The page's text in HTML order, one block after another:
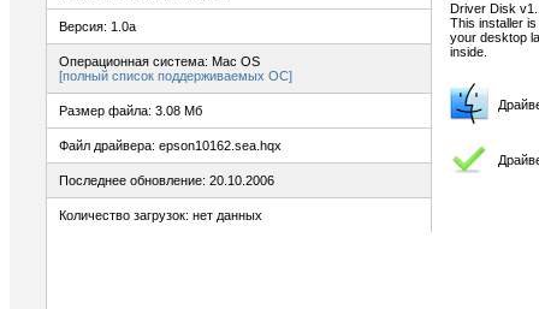
Версия: 1.0a
Операционная система: Mac OS
[полный список поддерживаемых ОС]
Размер файла: 3.08 Мб
Файл драйвера: epson10162.sea.hqx
Последнее обновление: 20.10.2006
Количество загрузок: нет данных
Driver Disk
This installer
your desktop
inside.